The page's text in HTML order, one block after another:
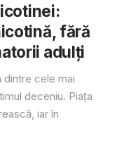
fără
adulți
dintre cele mai
deceniu. Piața
iar în